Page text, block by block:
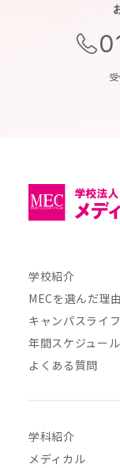
学校紹介
MECを選んだ理
キャンパスライフ
年間スケジュール
よくある質問
学科紹介
メディカル